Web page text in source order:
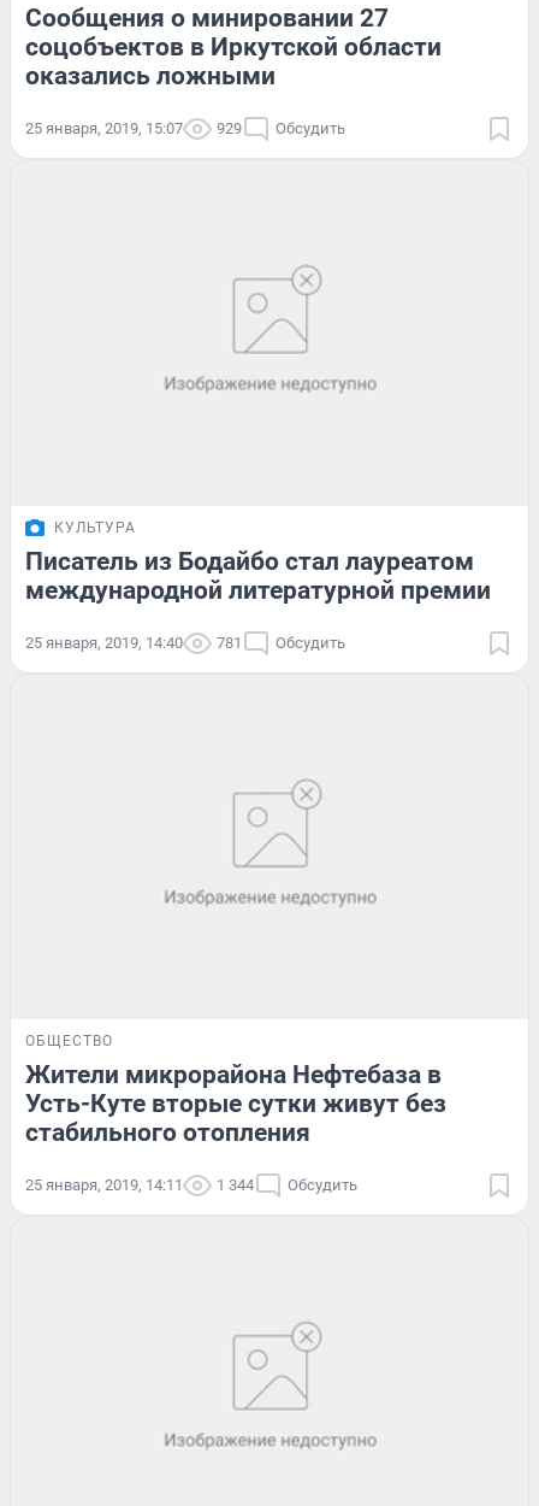
Сообщения о минировании 27
соцобъектов в Иркутской области
оказались ложными
25 января, 2019, 15:07 929 Обсудить
КУЛЬТУРА
Писатель из Бодайбо стал лауреатом
международной литературной премии
25 января, 2019, 14:40 781 Обсудить
ОБЩЕСТВО
Жители микрорайона Нефтебаза в
Усть-Куте вторые сутки живут без
стабильного отопления
25 января, 2019, 14:11 1 344 Обсудить